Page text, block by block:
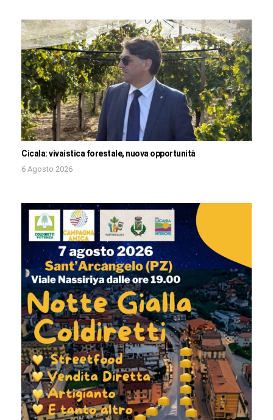
Cicala: vivaistica forestale, nuova opportunità
6 Agosto 2026